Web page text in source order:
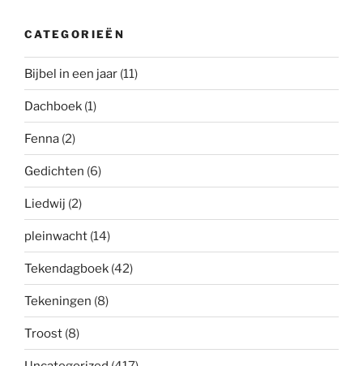
CATEGORIEËN
Bijbel in een jaar (11)
Dachboek (1)
Fenna (2)
Gedichten (6)
Liedwij (2)
pleinwacht (14)
Tekendagboek (42)
Tekeningen (8)
Troost (8)